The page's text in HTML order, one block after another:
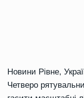
Новини Рівне,
Четверо